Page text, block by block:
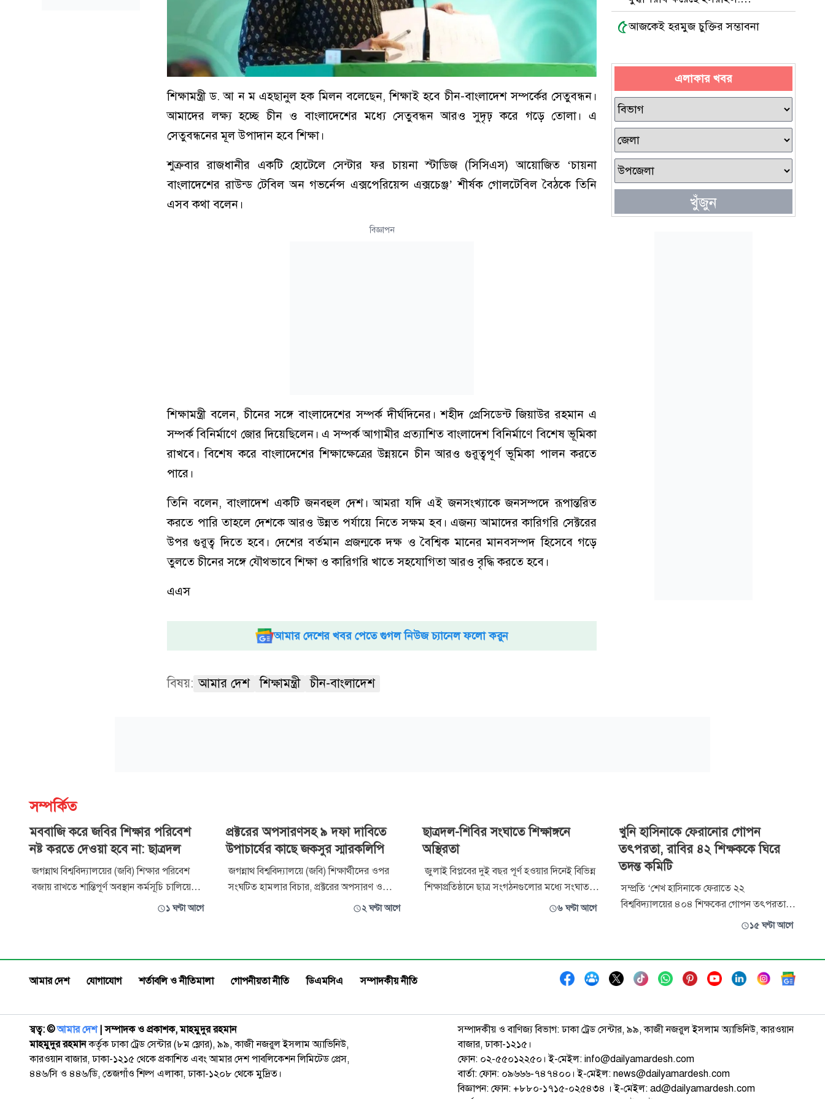
শিক্ষামন্ত্রী ড. আ ন ম এহছানুল হক মিলন বলেছেন, শিক্ষাই হবে চীন-বাংলাদেশ সম্পর্কের সেতুবন্ধন।
আমাদের লক্ষ্য হচ্ছে চীন ও বাংলাদেশের মধ্যে সেতুবন্ধন আরও সুদৃঢ় করে গড়ে তোলা। এ
সেতুবন্ধনের মূল উপাদান হবে শিক্ষা।
শুক্রবার রাজধানীর একটি হোটেলে সেন্টার ফর চায়না স্টাডিজ (সিসিএস) আয়োজিত ‘চায়না
বাংলাদেশের রাউন্ড টেবিল অন গভর্নেন্স এক্সপেরিয়েন্স এক্সচেঞ্জ’ শীর্ষক গোলটেবিল বৈঠকে তিনি
এসব কথা বলেন।
বিজ্ঞাপন
শিক্ষামন্ত্রী বলেন, চীনের সঙ্গে বাংলাদেশের সম্পর্ক দীর্ঘদিনের। শহীদ প্রেসিডেন্ট জিয়াউর রহমান এ
সম্পর্ক বিনির্মাণে জোর দিয়েছিলেন। এ সম্পর্ক আগামীর প্রত্যাশিত বাংলাদেশ বিনির্মাণে বিশেষ ভূমিকা
রাখবে। বিশেষ করে বাংলাদেশের শিক্ষাক্ষেত্রের উন্নয়নে চীন আরও গুরুত্বপূর্ণ ভূমিকা পালন করতে
পারে।
তিনি বলেন, বাংলাদেশ একটি জনবহুল দেশ। আমরা যদি এই জনসংখ্যাকে জনসম্পদে রূপান্তরিত
করতে পারি তাহলে দেশকে আরও উন্নত পর্যায়ে নিতে সক্ষম হব। এজন্য আমাদের কারিগরি সেক্টরের
উপর গুরুত্ব দিতে হবে। দেশের বর্তমান প্রজন্মকে দক্ষ ও বৈশ্বিক মানের মানবসম্পদ হিসেবে গড়ে
তুলতে চীনের সঙ্গে যৌথভাবে শিক্ষা ও কারিগরি খাতে সহযোগিতা আরও বৃদ্ধি করতে হবে।
এএস
আমার দেশের খবর পেতে গুগল নিউজ চ্যানেল ফলো করুন
বিষয়: আমার দেশ শিক্ষামন্ত্রী চীন-বাংলাদেশ
এইচআরডব্লিউ
৫আজকেই হরমুজ চুক্তির সম্ভাবনা
এলাকার খবর
খুঁজুন
সম্পর্কিত
মববাজি করে জবির শিক্ষার পরিবেশ
নষ্ট করতে দেওয়া হবে না: ছাত্রদল
জগন্নাথ বিশ্ববিদ্যালয়ের (জবি) শিক্ষার পরিবেশ
বজায় রাখতে শান্তিপূর্ণ অবস্থান কর্মসূচি চালিয়ে
যাওয়ার ঘোষণা দিয়েছে বিশ্ববিদ্যালয় শাখা১ ঘণ্টা আগে
প্রক্টরের অপসারণসহ ৯ দফা দাবিতে
উপাচার্যের কাছে জকসুর স্মারকলিপি
জগন্নাথ বিশ্ববিদ্যালয়ে (জবি) শিক্ষার্থীদের ওপর
সংঘটিত হামলার বিচার, প্রক্টরের অপসারণ ও
শাস্তি, প্রশাসনিক জবাবদিহিতা নিশ্চিতকরণ এবং
২ ঘণ্টা আগে
ছাত্রদল-শিবির সংঘাতে শিক্ষাঙ্গনে
অস্থিরতা
জুলাই বিপ্লবের দুই বছর পূর্ণ হওয়ার দিনেই বিভিন্ন
শিক্ষাপ্রতিষ্ঠানে ছাত্র সংগঠনগুলোর মধ্যে সংঘাত-
সংঘর্ষ নতুন করে উদ্বেগ তৈরি করেছে। দুই বছর
৬ ঘণ্টা আগে
খুনি হাসিনাকে ফেরানোর গোপন
তৎপরতা, রাবির ৪২ শিক্ষককে ঘিরে
তদন্ত কমিটি
সম্প্রতি ‘শেখ হাসিনাকে ফেরাতে ২২
বিশ্ববিদ্যালয়ের ৪০৪ শিক্ষকের গোপন তৎপরতা’
শিরোনামে একটি অনুসন্ধানী প্রতিবেদন প্রকাশ
বিশ্ববিদ্যালয় প্রশাসনের নজরে আসে। প্রতিবেদনে
১৫ ঘণ্টা আগে
আমার দেশ যোগাযোগ শর্তাবলি ও নীতিমালা গোপনীয়তা নীতি ডিএমসিএ সম্পাদকীয় নীতি
স্বত্ব: ©️আমার দেশ| সম্পাদক ও প্রকাশক, মাহমুদুর রহমান
মাহমুদুর রহমানকর্তৃক ঢাকা ট্রেড সেন্টার (৮ম ফ্লোর), ৯৯, কাজী নজরুল ইসলাম অ্যাভিনিউ,
কারওয়ান বাজার, ঢাকা-১২১৫ থেকে প্রকাশিত এবং আমার দেশ পাবলিকেশন লিমিটেড প্রেস,
৪৪৬/সি ও ৪৪৬/ডি, তেজগাঁও শিল্প এলাকা, ঢাকা-১২০৮ থেকে মুদ্রিত।
সম্পাদকীয় ও বাণিজ্য বিভাগ: ঢাকা ট্রেড সেন্টার, ৯৯, কাজী নজরুল ইসলাম অ্যাভিনিউ, কারওয়ান
বাজার, ঢাকা-১২১৫।
ফোন: ০২-৫৫০১২২৫০। ই-মেইল: info@dailyamardesh.com
বার্তা: ফোন: ০৯৬৬৬-৭৪৭৪০০। ই-মেইল: news@dailyamardesh.com
বিজ্ঞাপন: ফোন: +৮৮০-১৭১৫-০২৫৪৩৪ । ই-মেইল: ad@dailyamardesh.com